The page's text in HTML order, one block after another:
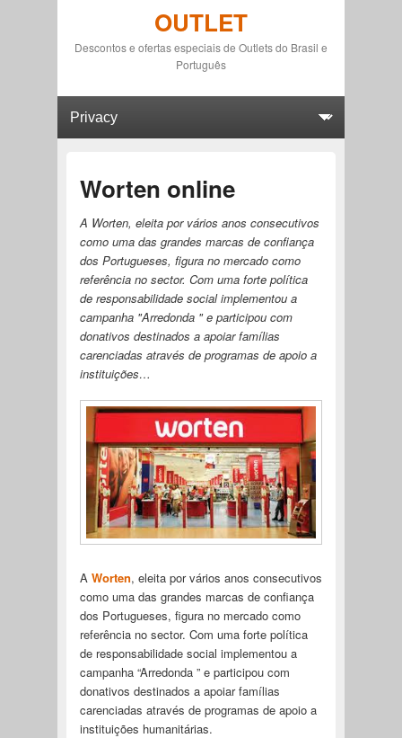
OUTLET
Descontos e ofertas especiais de Outlets do Brasil e
Português
Worten online
A Worten, eleita por vários anos consecutivos
como uma das grandes marcas de confiança
dos Portugueses, figura no mercado como
referência no sector. Com uma forte política
de responsabilidade social implementou a
campanha "Arredonda " e participou com
donativos destinados a apoiar famílias
carenciadas através de programas de apoio a
instituições…
A Worten, eleita por vários anos consecutivos
como uma das grandes marcas de confiança
dos Portugueses, figura no mercado como
referência no sector. Com uma forte política
de responsabilidade social implementou a
campanha “Arredonda ” e participou com
donativos destinados a apoiar famílias
carenciadas através de programas de apoio a
instituições humanitárias.